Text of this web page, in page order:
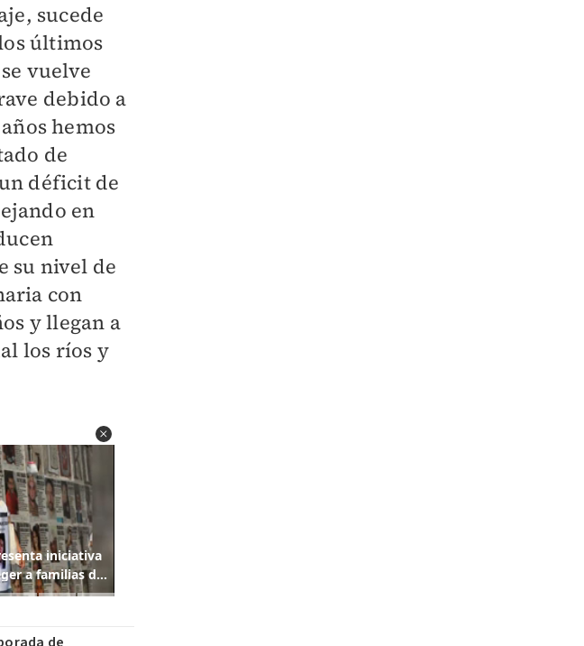
sucede
últimos
vuelve
debido a
hemos
de
déficit de
en
su nivel de
con
y llegan a
los ríos y